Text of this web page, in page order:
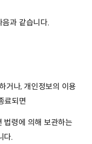
과 같습니다.
거나, 개인정보의 이용
료되면
법령에 의해 보관하는
다.